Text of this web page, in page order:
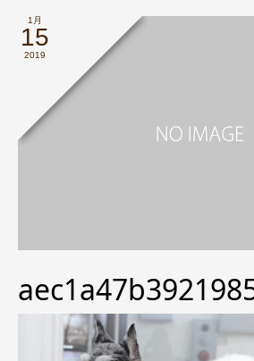
1月
15
2019